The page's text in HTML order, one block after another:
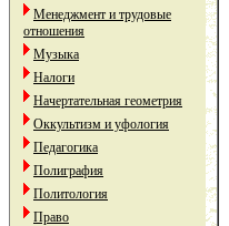
Менеджмент и трудовые
отношения
Музыка
Налоги
Начертательная геометрия
Оккультизм и уфология
Педагогика
Полиграфия
Политология
Право